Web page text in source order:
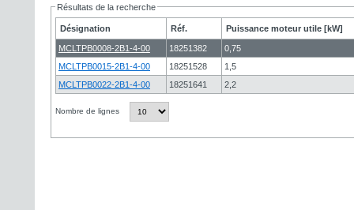
Résultats de la recherche
Désignation Réf. Puissance moteur utile [kW]
MCLTPB0008-2B1-4-00 18251382
0,75
MCLTPB0015-2B1-4-00
18251528
1,5
MCLTPB0022-2B1-4-00
18251641 2,2
Nombre de lignes